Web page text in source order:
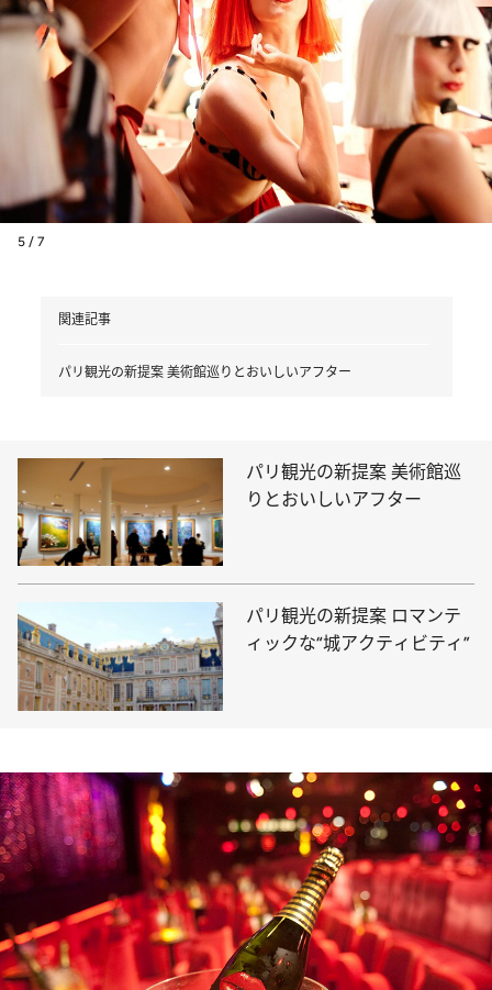
5 / 7
関連記事
パリ観光の新提案 美術館巡りとおいしいアフター
パリ観光の新提案 美術館巡
りとおいしいアフター
パリ観光の新提案 ロマンテ
ィックな“城アクティビティ”